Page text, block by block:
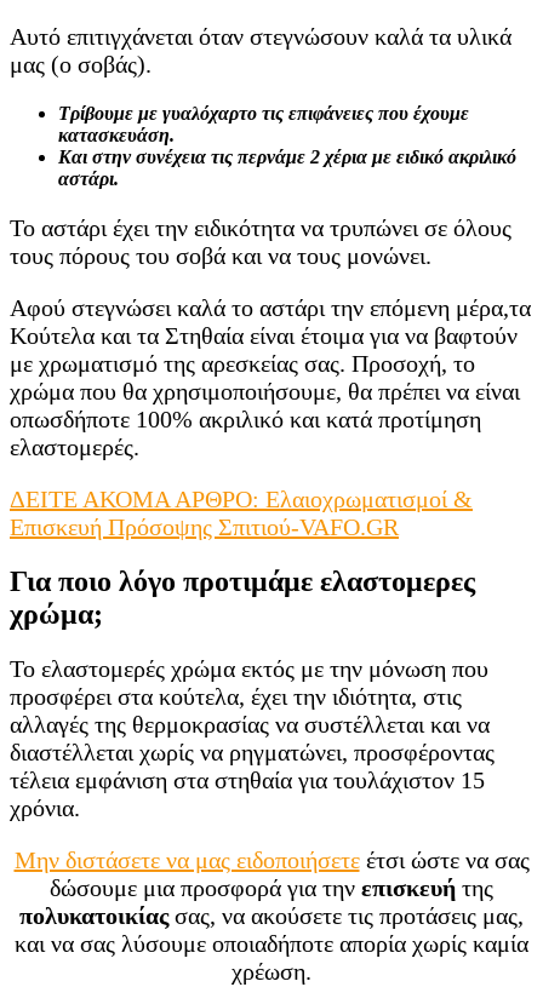
Αυτό επιτιγχάνεται όταν στεγνώσουν καλά τα υλικά
μας (ο σοβάς).
Τρίβουμε με γυαλόχαρτο τις επιφάνειες που έχουμε
κατασκευάση.
Και στην συνέχεια τις περνάμε 2 χέρια με ειδικό ακριλικό
αστάρι.
Το αστάρι έχει την ειδικότητα να τρυπώνει σε όλους
τους πόρους του σοβά και να τους μονώνει.
Αφού στεγνώσει καλά το αστάρι την επόμενη μέρα,τα
Κούτελα και τα Στηθαία είναι έτοιμα για να βαφτούν
με χρωματισμό της αρεσκείας σας. Προσοχή, το
χρώμα που θα χρησιμοποιήσουμε, θα πρέπει να είναι
οπωσδήποτε 100% ακριλικό και κατά προτίμηση
ελαστομερές.
ΔΕΙΤΕ ΑΚΟΜΑ ΑΡΘΡΟ: Ελαιοχρωματισμοί &
Επισκευή Πρόσοψης Σπιτιού-VAFO.GR
Για ποιο λόγο προτιμάμε ελαστομερες
χρώμα;
Το ελαστομερές χρώμα εκτός με την μόνωση που
προσφέρει στα κούτελα, έχει την ιδιότητα, στις
αλλαγές της θερμοκρασίας να συστέλλεται και να
διαστέλλεται χωρίς να ρηγματώνει, προσφέροντας
τέλεια εμφάνιση στα στηθαία για τουλάχιστον 15
χρόνια.
Μην διστάσετε να μας ειδοποιήσετεέτσι ώστε να σας
δώσουμε μια προσφορά για την επισκευή της
πολυκατοικίαςσας, να ακούσετε τις προτάσεις μας,
και να σας λύσουμε οποιαδήποτε απορία χωρίς καμία
χρέωση.